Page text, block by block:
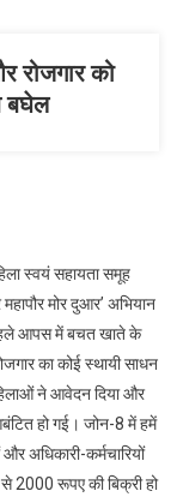
रोजगार को
बघेल
स्वयं सहायता समूह
मोर दुआर’ अभियान
पहले आपस में बचत खाते के
का कोई स्थायी साधन
ने आवेदन दिया और
हो गई। जोन-8 में हमें
अधिकारी-कर्मचारियों
2000 रूपए की बिक्री हो